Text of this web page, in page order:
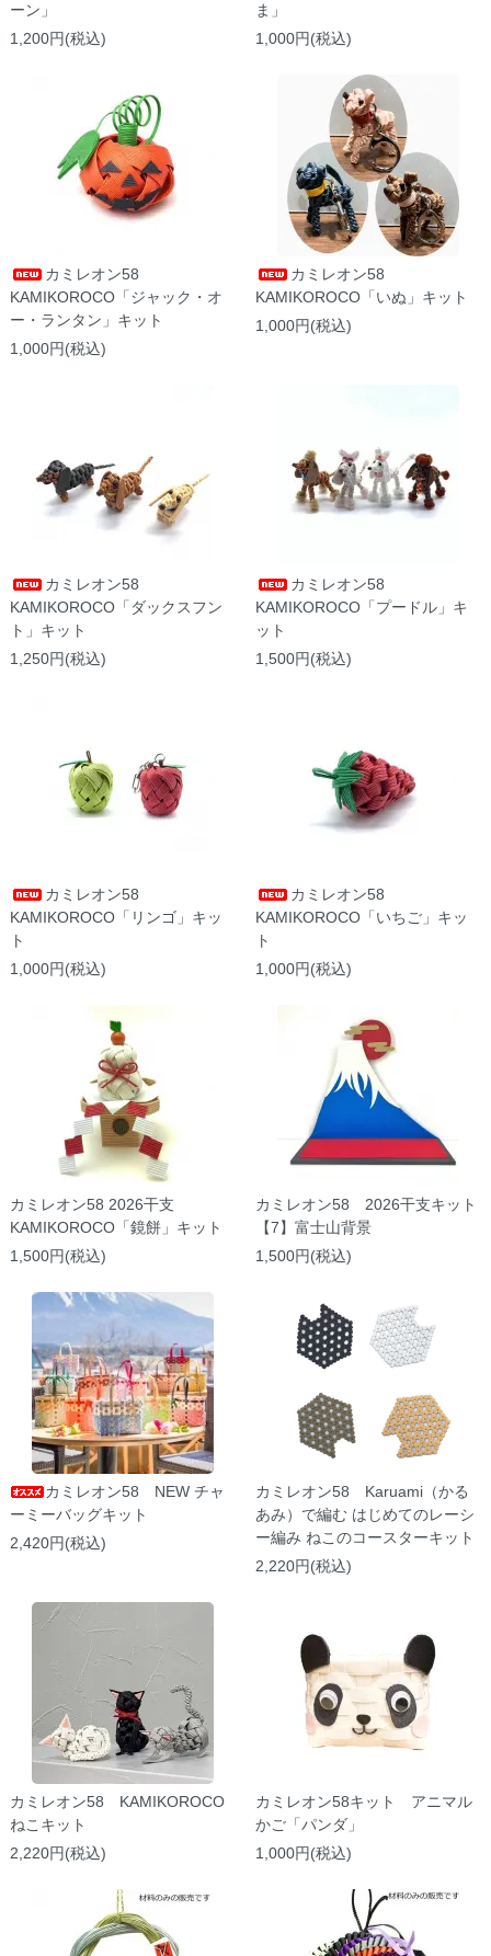
ーン」
1,200円(税込)
ま」
1,000円(税込)
カミレオン58
KAMIKOROCO「ジャック・オ
ー・ランタン」キット
1,000円(税込)
カミレオン58
KAMIKOROCO「いぬ」キット
1,000円(税込)
カミレオン58
KAMIKOROCO「ダックスフン
ト」キット
1,250円(税込)
カミレオン58
KAMIKOROCO「プードル」キ
ット
1,500円(税込)
カミレオン58
KAMIKOROCO「リンゴ」キッ
ト
1,000円(税込)
カミレオン58
KAMIKOROCO「いちご」キッ
ト
1,000円(税込)
カミレオン58 2026干支
KAMIKOROCO「鏡餅」キット
1,500円(税込)
カミレオン58 2026干支キット
【7】富士山背景
1,500円(税込)
カミレオン58 NEW チャ
ーミーバッグキット
2,420円(税込)
カミレオン58 Karuami（かる
あみ）で編む はじめてのレーシ
ー編み ねこのコースターキット
2,220円(税込)
カミレオン58 KAMIKOROCO
ねこキット
2,220円(税込)
カミレオン58キット アニマル
かご「パンダ」
1,000円(税込)